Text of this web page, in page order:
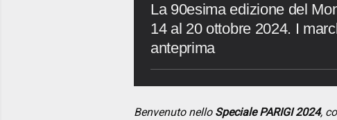
La 90esima edizione del
14 al 20 ottobre 2024. I
anteprima
Benvenuto nello Speciale PARIGI 2024,